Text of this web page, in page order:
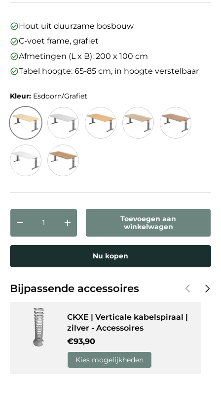
Hout uit duurzame bosbouw
C-voet frame, grafiet
Afmetingen (L x B): 200 x 100 cm
Tabel hoogte: 65-85 cm, in hoogte verstelbaar
Kleur: Esdoorn/Grafiet
Esdoorn/GrafietGrijs/Grafiet
Aantal
Verlaag de hoeveelheidVerhoog de hoeveelheid
Toevoegen aan
winkelwagen
Nu kopen
Bijpassende accessoires Vorige
CKXE | Verticale kabelspiraal |
zilver - Accessoires
Reguliere prijs
€93,90
Kies mogelijkheden